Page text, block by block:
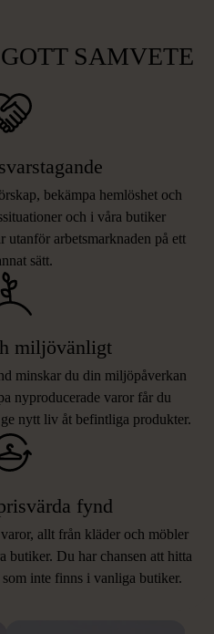
SAMVETE
bekämpa hemlöshet och
och i våra butiker
utanför arbetsmarknaden på ett
sätt.
miljövänligt
minskar du din miljöpåverkan
nyproducerade varor får du
nytt liv åt befintliga produkter.
fynd
allt från kläder och möbler
Du har chansen att hitta
inte finns i vanliga butiker.
påminner om denna